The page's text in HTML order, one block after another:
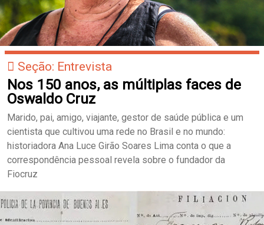
Seção: Entrevista
Nos 150 anos, as múltiplas faces de
Oswaldo Cruz
Marido, pai, amigo, viajante, gestor de saúde pública e um
cientista que cultivou uma rede no Brasil e no mundo:
historiadora Ana Luce Girão Soares Lima conta o que a
correspondência pessoal revela sobre o fundador da
Fiocruz